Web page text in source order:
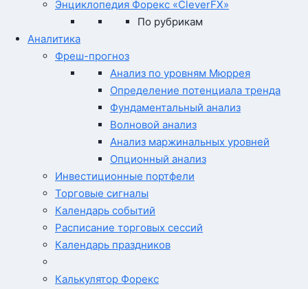
Энциклопедия Форекс «CleverFX»
По рубрикам
Аналитика
Фреш-прогноз
Анализ по уровням Мюррея
Определение потенциала тренда
Фундаментальный анализ
Волновой анализ
Анализ маржинальных уровней
Опционный анализ
Инвестиционные портфели
Торговые сигналы
Календарь событий
Расписание торговых сессий
Календарь праздников
Калькулятор Форекс